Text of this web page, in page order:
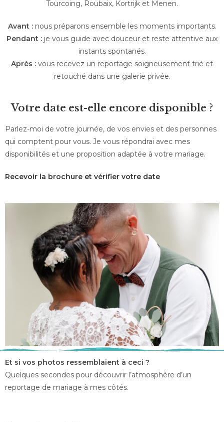
Tourcoing, Roubaix, Kortrijk et Menen.
Avant :nous préparons ensemble les moments importants.
Pendant : je vous guide avec douceur et reste attentive aux
instants spontanés.
Après : vous recevez un reportage soigneusement trié et
retouché dans une galerie privée.
Votre date est-elle encore disponible ?
Parlez-moi de votre journée, de vos envies et des personnes
qui comptent pour vous. Je vous répondrai avec mes
disponibilités et une proposition adaptée à votre mariage.
Recevoir la brochure et vérifier votre date
Et si vos photos ressemblaient à ceci ?
Quelques secondes pour découvrir l’atmosphère d’un
reportage de mariage à mes côtés.